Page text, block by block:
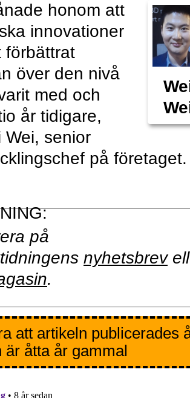
honom att
innovationer
förbättrat
över den nivå
med och
år tidigare,
Wei, senior
på företaget.
på
nyhetsbrev
.
att artikeln publicerades
är åtta år gammal